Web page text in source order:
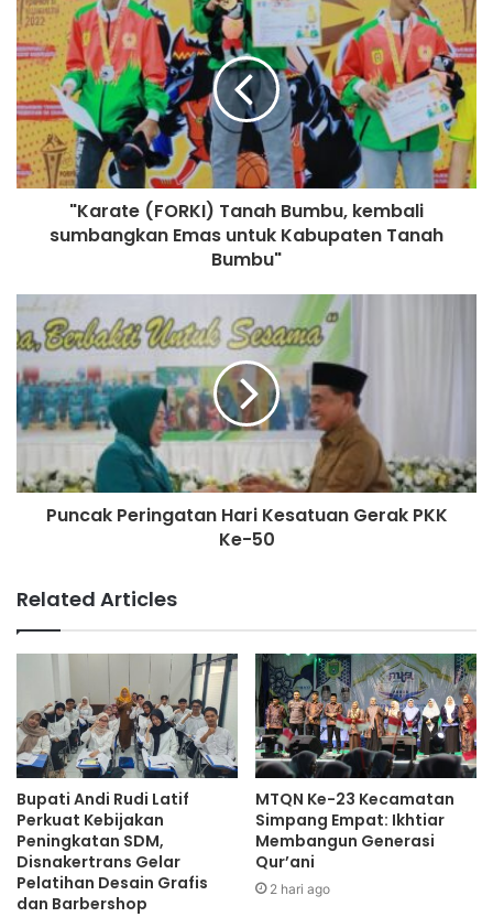
"Karate (FORKI) Tanah Bumbu, kembali
sumbangkan Emas untuk Kabupaten Tanah
Bumbu"
Puncak Peringatan Hari Kesatuan Gerak PKK
Ke-50
Related Articles
Bupati Andi Rudi Latif
Perkuat Kebijakan
Peningkatan SDM,
Disnakertrans Gelar
Pelatihan Desain Grafis
dan Barbershop
MTQN Ke-23 Kecamatan
Simpang Empat: Ikhtiar
Membangun Generasi
Qur’ani
2 hari ago